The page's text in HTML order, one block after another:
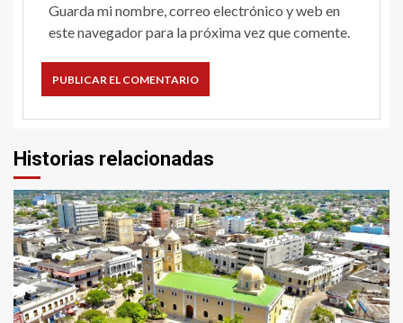
Guarda mi nombre, correo electrónico y web en
este navegador para la próxima vez que comente.
Historias relacionadas